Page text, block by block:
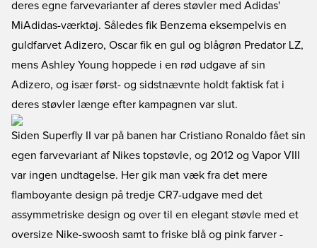
deres egne farvevarianter af deres støvler med Adidas'
MiAdidas-værktøj. Således fik Benzema eksempelvis en
guldfarvet Adizero, Oscar fik en gul og blågrøn Predator LZ,
mens Ashley Young hoppede i en rød udgave af sin
Adizero, og især først- og sidstnævnte holdt faktisk fat i
deres støvler længe efter kampagnen var slut.
Siden Superfly II var på banen har Cristiano Ronaldo fået sin
egen farvevariant af Nikes topstøvle, og 2012 og Vapor VIII
var ingen undtagelse. Her gik man væk fra det mere
flamboyante design på tredje CR7-udgave med det
assymmetriske design og over til en elegant støvle med et
oversize Nike-swoosh samt to friske blå og pink farver -